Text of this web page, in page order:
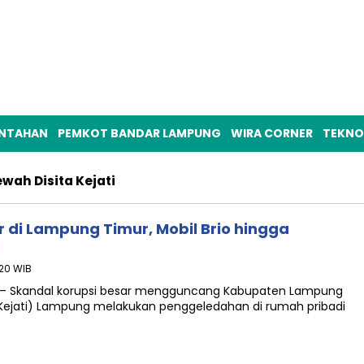
PEMKOT BANDAR LAMPUNG WIRA CORNER TEKNO
Disita Kejati
di Lampung Timur, Mobil Brio hingga
WIB
– Skandal korupsi besar mengguncang Kabupaten Lampung
Lampung melakukan penggeledahan di rumah pribadi